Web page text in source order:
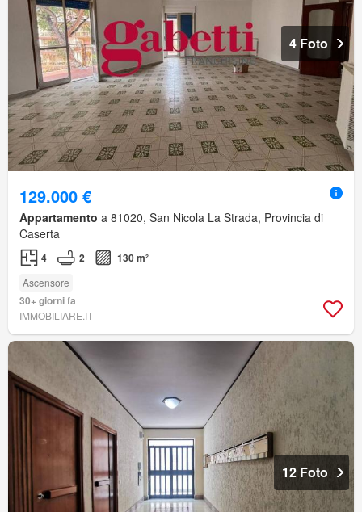
4 Foto
129.000 €
Appartamento a 81020, San Nicola La Strada, Provincia di
Caserta
4 2 130 m²
Ascensore
30+ giorni fa
IMMOBILIARE.IT
12 Foto